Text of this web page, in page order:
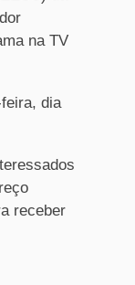
na TV
dia
receber